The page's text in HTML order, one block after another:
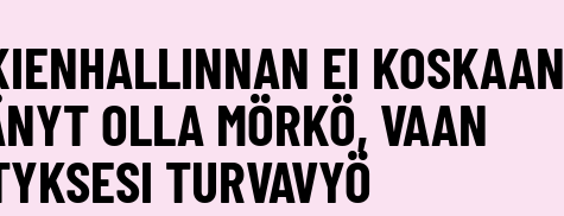
EI KOSKAAN
OLLA MÖRKÖ, VAAN
TURVAVYÖ